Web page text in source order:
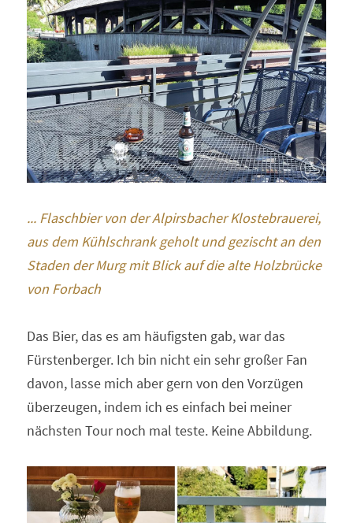
... Flaschbier von der Alpirsbacher Klostebrauerei,
aus dem Kühlschrank geholt und gezischt an den
Staden der Murg mit Blick auf die alte Holzbrücke
von Forbach
Das Bier, das es am häufigsten gab, war das
Fürstenberger. Ich bin nicht ein sehr großer Fan
davon, lasse mich aber gern von den Vorzügen
überzeugen, indem ich es einfach bei meiner
nächsten Tour noch mal teste. Keine Abbildung.